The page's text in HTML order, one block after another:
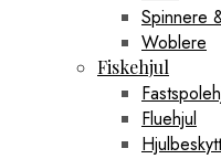
Spinnere
Woblere
Fiskehjul
Fluehjul